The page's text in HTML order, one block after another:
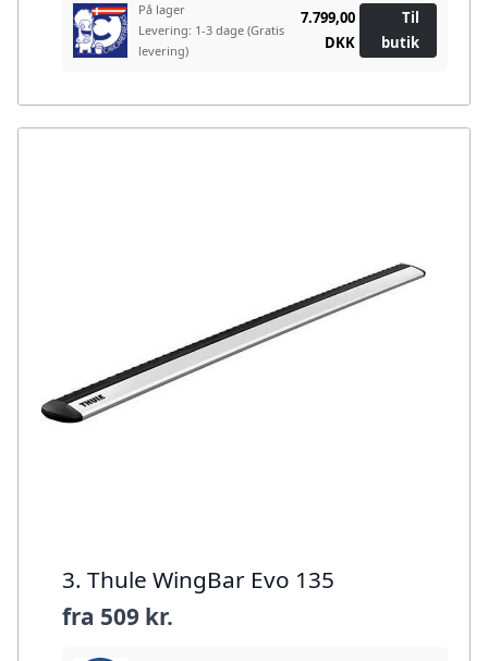
På lager
Levering: 1-3 dage (Gratis
levering)
7.799,00
DKK
Til
butik
3. Thule WingBar Evo 135
fra 509 kr.